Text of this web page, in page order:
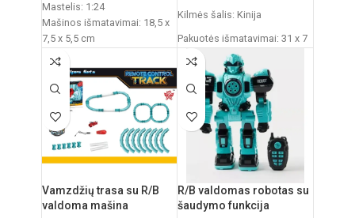
Mastelis: 1:24
Mašinos išmatavimai: 18,5 x
7,5 x 5,5 cm
Pakuotės išmatavimai: 23,5 x
11,5 x 9,3 cm
Maitinimas mašinai: 3 x AA
elementai (nepridedami)
Maitinimas pulteliui: 2 x AA
elementai (nepridedami)
Komplekte: automobilis,
nuotolinio valdymo pultelis
metalas
Kilmės šalis: Kinija
Pakuotės išmatavimai: 31 x 7
x 25 cm
Automobilio išmatavimai: 20
x 9 cm
Rekomenduojamas amžius:
nuo 3 metų
Reiklaingi elementai: 2xAA
pulteliui + 4xAA mašinai
Vamzdžių trasa su R/B
valdoma mašina
R/B valdomas robotas su
šaudymo funkcija